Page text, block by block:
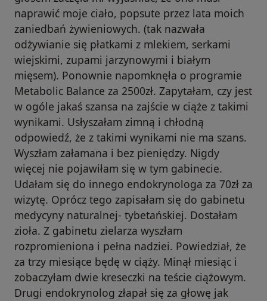
naprawić moje ciało, popsute przez lata moich
zaniedbań żywieniowych. (tak nazwała
odżywianie się płatkami z mlekiem, serkami
wiejskimi, zupami jarzynowymi i białym
mięsem). Ponownie napomknęła o programie
Metabolic Balance za 2500zł. Zapytałam, czy jest
w ogóle jakaś szansa na zajście w ciąże z takimi
wynikami. Usłyszałam zimną i chłodną
odpowiedź, że z takimi wynikami nie ma szans.
Wyszłam załamana i bez pieniędzy. Nigdy
więcej nie pojawiłam się w tym gabinecie.
Udałam się do innego endokrynologa za 70zł za
wizytę. Oprócz tego zapisałam się do gabinetu
medycyny naturalnej- tybetańskiej. Dostałam
zioła. Z gabinetu zielarza wyszłam
rozpromieniona i pełna nadziei. Powiedział, że
za trzy miesiące będę w ciąży. Minął miesiąc i
zobaczyłam dwie kreseczki na teście ciążowym.
Drugi endokrynolog złapał się za głowę jak